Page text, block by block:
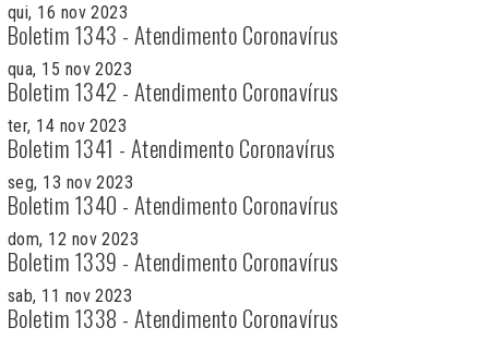
qui, 16 nov 2023
Boletim 1343 - Atendimento Coronavírus
qua, 15 nov 2023
Boletim 1342 - Atendimento Coronavírus
ter, 14 nov 2023
Boletim 1341 - Atendimento Coronavírus
seg, 13 nov 2023
Boletim 1340 - Atendimento Coronavírus
dom, 12 nov 2023
Boletim 1339 - Atendimento Coronavírus
sab, 11 nov 2023
Boletim 1338 - Atendimento Coronavírus